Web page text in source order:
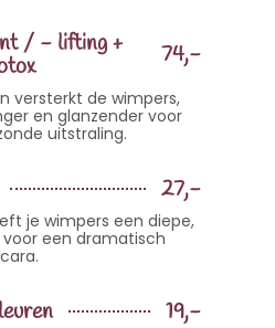
/ - lifting + 74,-
versterkt de wimpers,
en glanzender voor
uitstraling.
27,-
je wimpers een diepe,
een dramatisch
19,-